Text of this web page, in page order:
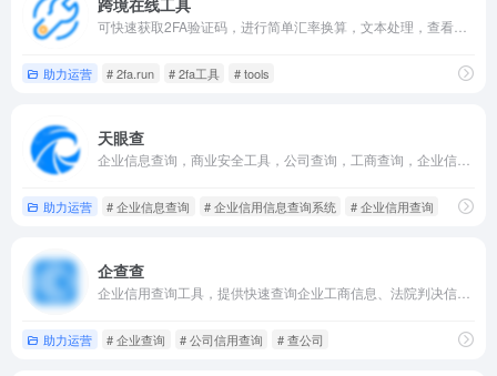
跨境在线工具
助力运营 # 2fa.run # 2fa工具 # tools
天眼查
助力运营 # 企业信息查询 # 企业信用信息查询系统 # 企业信用查询
企查查
助力运营 # 企业查询 # 公司信用查询 # 查公司